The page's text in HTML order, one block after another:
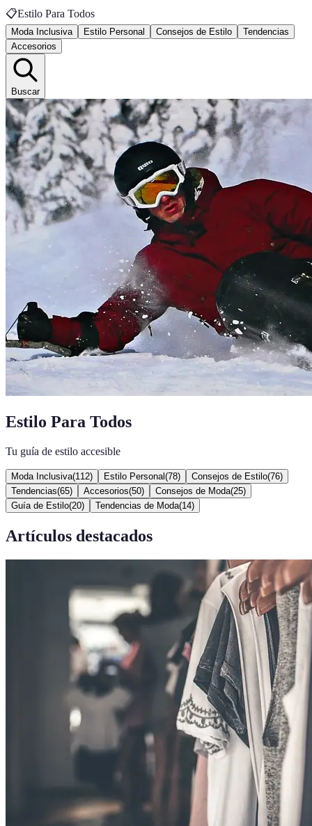
📋Estilo Para Todos
Moda Inclusiva Estilo Personal Consejos de Estilo
Tendencias
Accesorios
Buscar
Estilo Para Todos
Tu guía de estilo accesible
Moda Inclusiva(112) Estilo Personal (78) Consejos de Estilo(76)
Tendencias(65) Accesorios(50) Consejos de Moda(25)
Guía de Estilo(20) Tendencias de Moda(14)
Artículos destacados